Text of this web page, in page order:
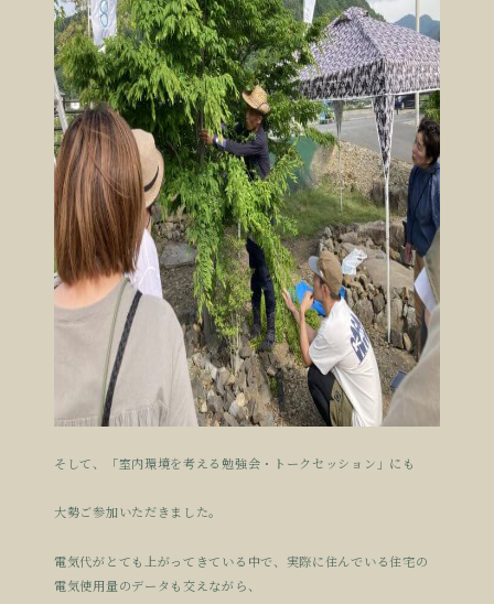
そして、「室内環境を考える勉強会・トークセッション」にも
大勢ご参加いただきました。
電気代がとても上がってきている中で、実際に住んでいる住宅の
電気使用量のデータも交えながら、